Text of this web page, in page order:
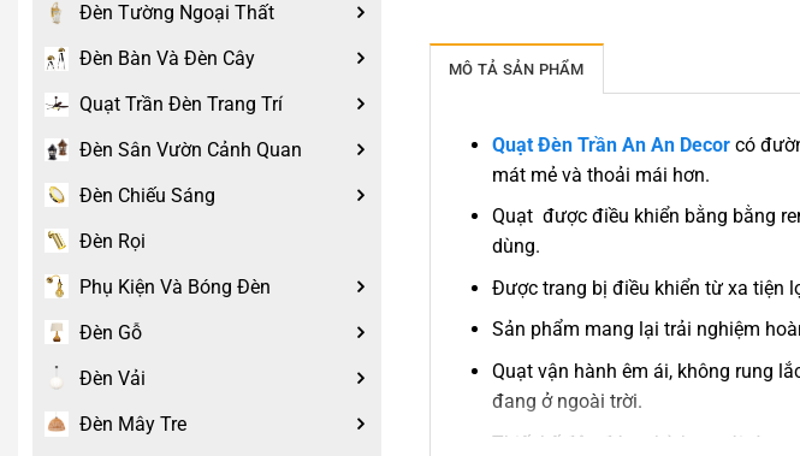
Đèn Tường Ngoại Thất
Đèn Bàn Và Đèn Cây
Quạt Trần Đèn Trang Trí
Đèn Sân Vườn Cảnh Quan
Đèn Chiếu Sáng
Đèn Rọi
Phụ Kiện Và Bóng Đèn
Đèn Gỗ
Đèn Vải
Đèn Mây Tre
MÔ TẢ SẢN PHẨM
Quạt Đèn Trần An An Decorcó
mát mẻ và thoải mái hơn.
Quạt được điều khiển bằng bằng
dùng.
Được trang bị điều khiển từ xa tiện
Sản phẩm mang lại trải nghiệm
Quạt vận hành êm ái, không rung
đang ở ngoài trời.
Thiết kế độc đáo, phù hợp với từng